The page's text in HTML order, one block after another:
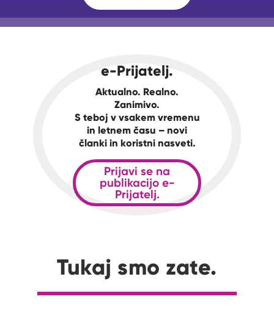
e-Prijatelj.
Aktualno. Realno.
Zanimivo.
S teboj v vsakem vremenu
in letnem času – novi
članki in koristni nasveti.
Prijavi se na
publikacijo e-
Prijatelj.
Tukaj smo zate.